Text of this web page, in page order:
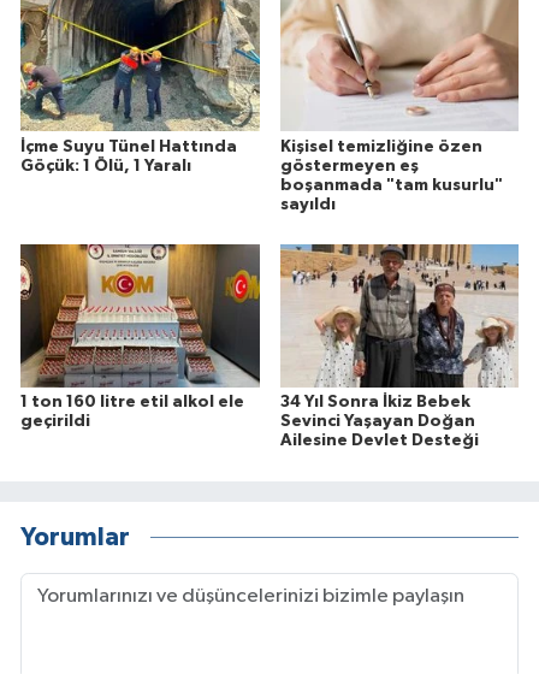
İçme Suyu Tünel Hattında
Göçük: 1 Ölü, 1 Yaralı
Kişisel temizliğine özen
göstermeyen eş
boşanmada "tam kusurlu"
sayıldı
1 ton 160 litre etil alkol ele
geçirildi
34 Yıl Sonra İkiz Bebek
Sevinci Yaşayan Doğan
Ailesine Devlet Desteği
Yorumlar